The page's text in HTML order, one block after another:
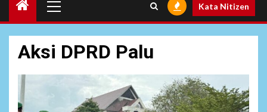
Menu
Kata Nitizen
Aksi DPRD Palu